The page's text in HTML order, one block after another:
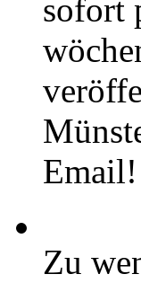
sofort
Email!
Zu